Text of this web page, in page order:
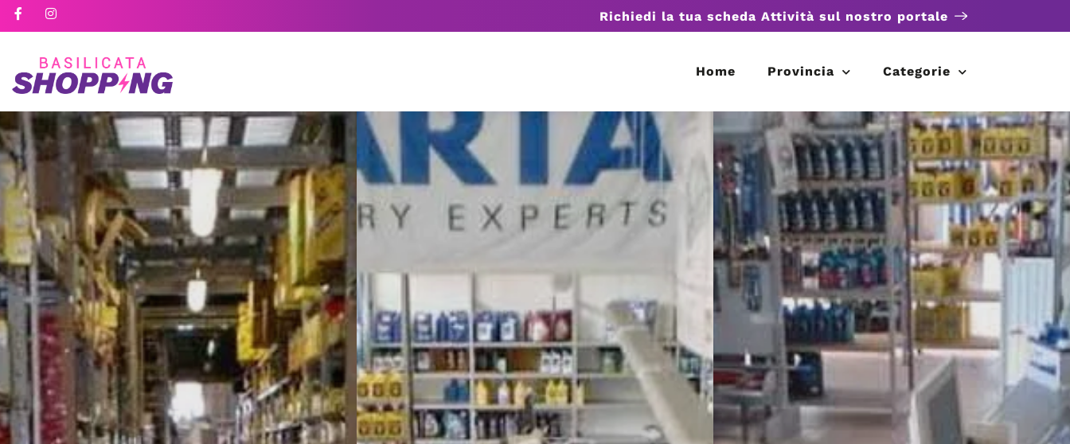
Richiedi la tua scheda Attività sul nostro portale
Home Provincia Categorie